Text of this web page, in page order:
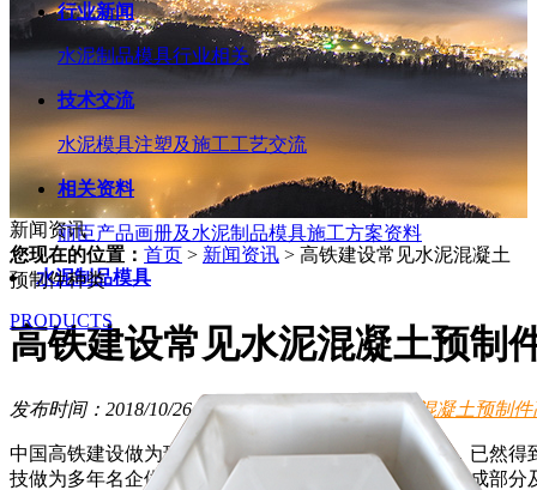
行业新闻
水泥制品模具行业相关
技术交流
水泥模具注塑及施工工艺交流
相关资料
丽臣产品画册及水泥制品模具施工方案资料
水泥制品模具
PRODUCTS
新闻资讯
您现在的位置： 首页 > 新闻资讯 > 高铁建设常见水泥混凝土
预制件种类
高铁建设常见水泥混凝土预制
发布时间：2018/10/26 新闻资讯 行业新闻 标签： 混凝土预制件
中国高铁建设做为现今世界最为顶尖的铁路基建技术，已然
技做为多年名企供应商，来简单介绍一下高铁基建的组成部分